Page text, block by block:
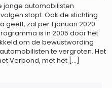
jonge automobilisten
stopt. Ook de stichting
zal per 1 januari 2020
is in 2005 door het
om de bewustwording
te vergroten. Het
Verbond, met het […]